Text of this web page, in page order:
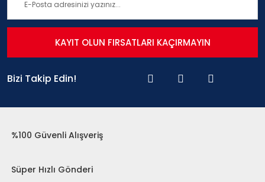
KAYIT OLUN FIRSATLARI KAÇIRMAYIN
Bizi Takip Edin!
%100 Güvenli Alışveriş
Süper Hızlı Gönderi